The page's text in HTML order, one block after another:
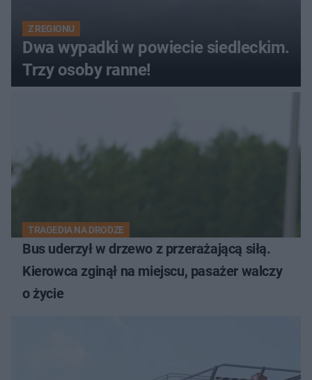
Z REGIONU
Dwa wypadki w powiecie siedleckim.
Trzy osoby ranne!
TRAGEDIA NA DRODZE
Bus uderzył w drzewo z przerażającą siłą.
Kierowca zginął na miejscu, pasażer walczy
o życie